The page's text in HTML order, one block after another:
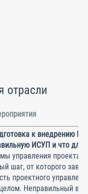
отрасли
к внедрению
ИСУП и что для
управления
шаг, от которого
проектного
Неправильный